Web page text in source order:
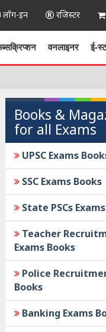
लॉग-इन रजिस्टर
वनलाइनर ई-
Books &
for all Exams
UPSC Exams
SSC Exams Books
State PSCs
Teacher
Exams Books
Police
Books
Banking Exams